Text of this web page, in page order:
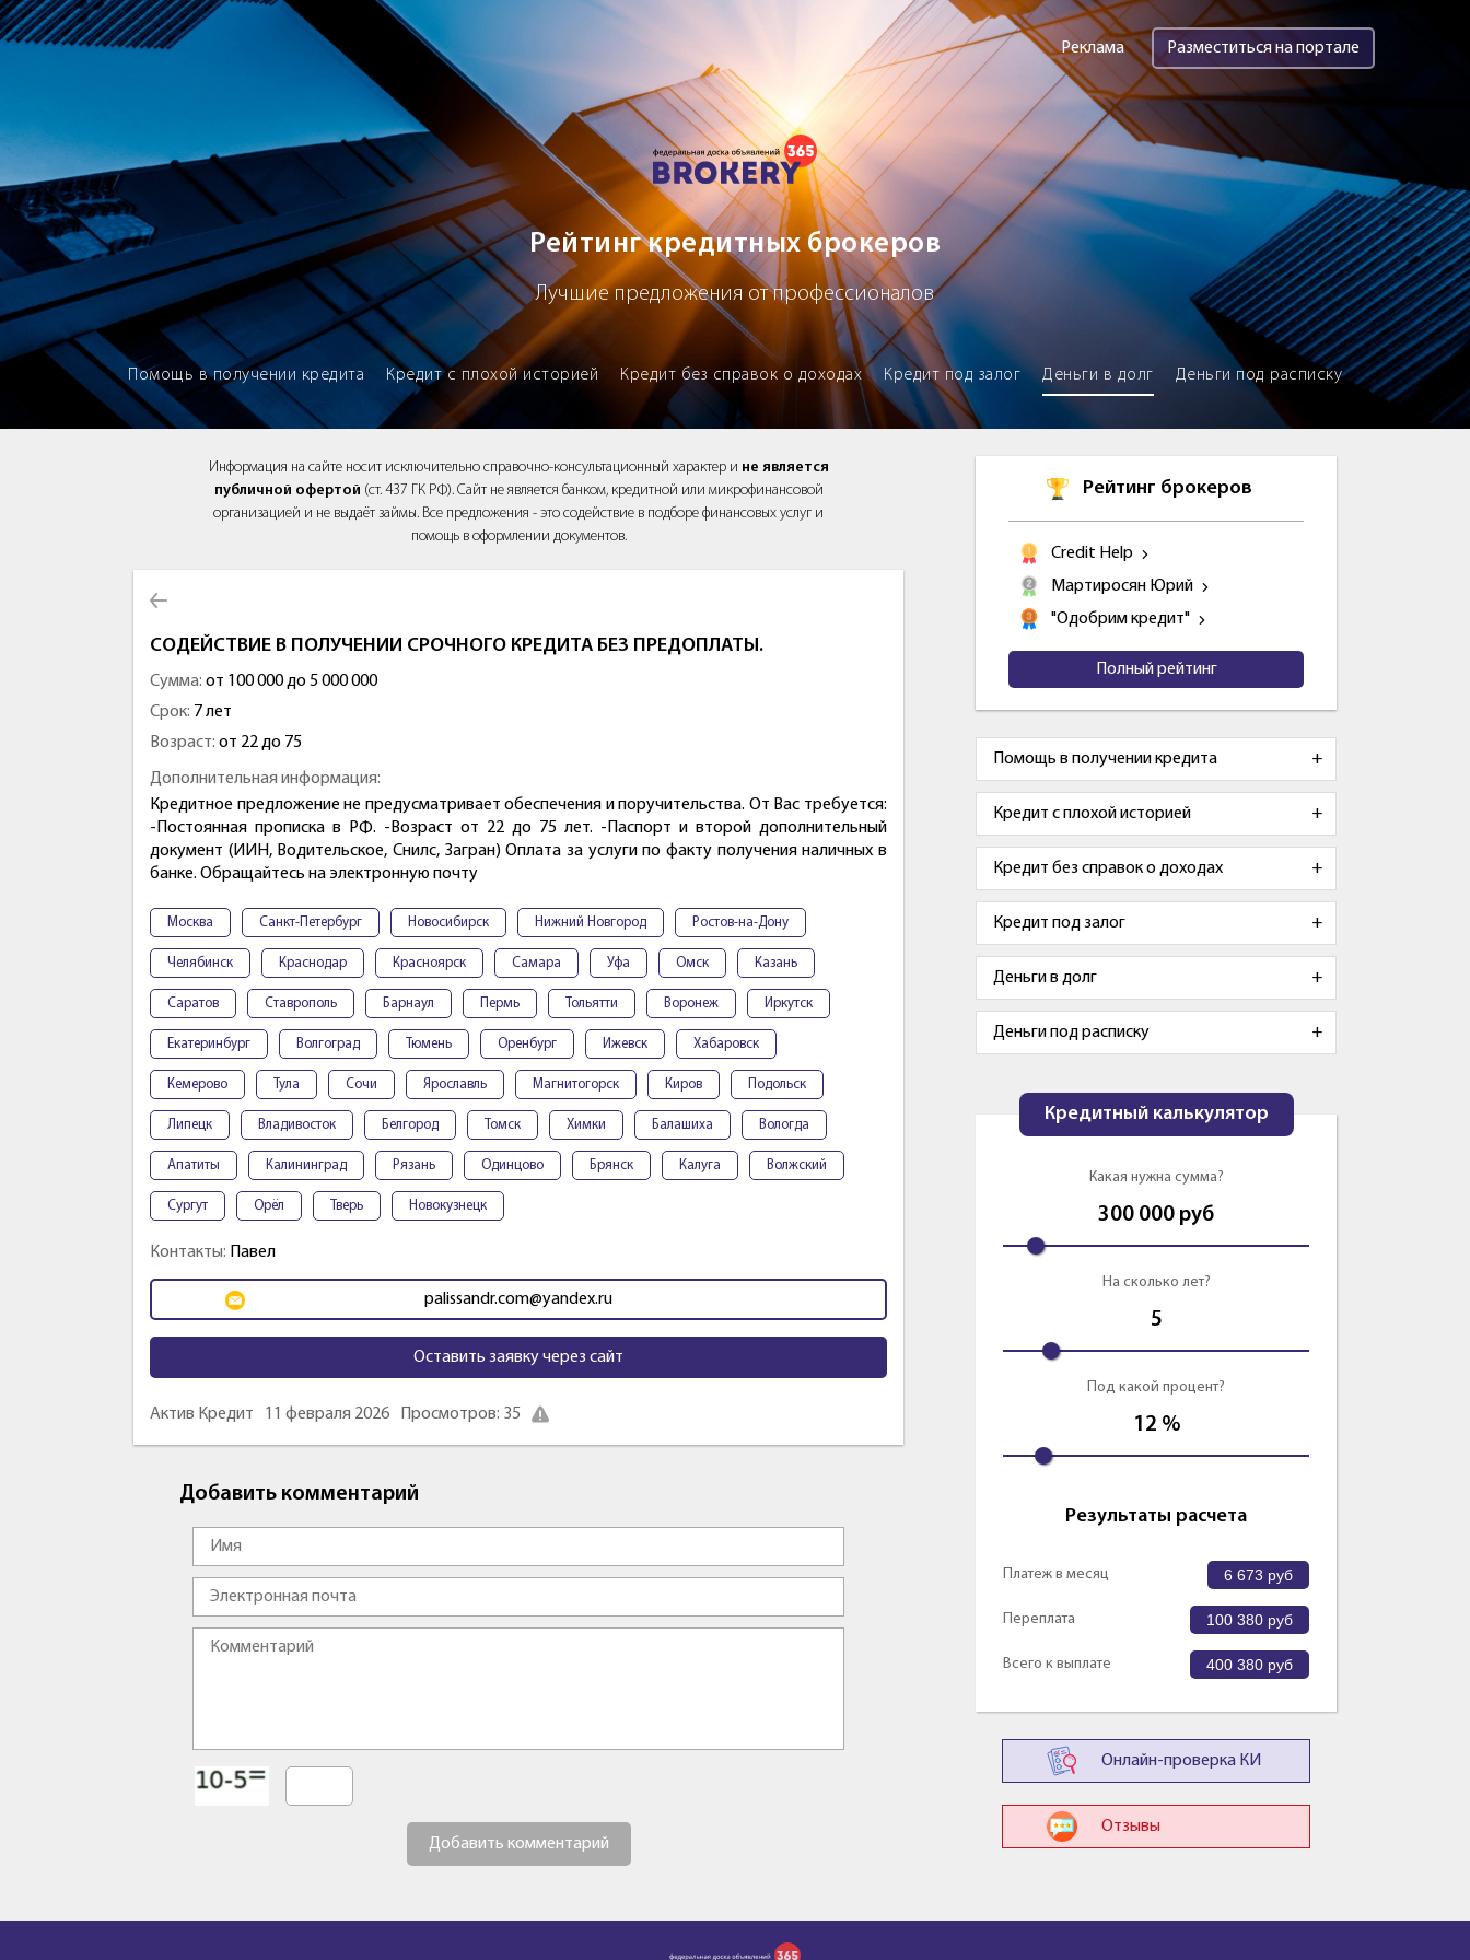
Brokery365 - Рейтинг кредитных брокеров
Реклама Разместиться на портале
Рейтинг кредитных брокеров
Лучшие предложения от профессионалов
Помощь в получении кредита Кредит с плохой историей Кредит без справок о доходах Кредит под залог Деньги в долг Деньги под расписку
Информация на сайте носит исключительно справочно-консультационный характер и не является
публичной офертой (ст. 437 ГК РФ). Сайт не является банком, кредитной или микрофинансовой
организацией и не выдаёт займы. Все предложения - это содействие в подборе финансовых услуг и
помощь в оформлении документов.
СОДЕЙСТВИЕ В ПОЛУЧЕНИИ СРОЧНОГО КРЕДИТА БЕЗ ПРЕДОПЛАТЫ.
Сумма: от 100 000 до 5 000 000
Срок: 7 лет
Возраст: от 22 до 75
Дополнительная информация:
Кредитное предложение не предусматривает обеспечения и поручительства. От Вас требуется:
-Постоянная прописка в РФ. -Возраст от 22 до 75 лет. -Паспорт и второй дополнительный
документ (ИИН, Водительское, Снилс, Загран) Оплата за услуги по факту получения наличных в
банке. Обращайтесь на электронную почту
Москва Санкт-Петербург Новосибирск Нижний Новгород Ростов-на-Дону
Челябинск Краснодар Красноярск Самара Уфа Омск Казань
Саратов Ставрополь Барнаул Пермь Тольятти Воронеж Иркутск
Екатеринбург Волгоград Тюмень Оренбург Ижевск Хабаровск
Кемерово Тула Сочи Ярославль Магнитогорск Киров Подольск
Липецк Владивосток Белгород Томск Химки Балашиха Вологда
Апатиты Калининград Рязань Одинцово Брянск Калуга Волжский
Сургут Орёл Тверь Новокузнецк
Контакты: Павел
palissandr.com@yandex.ru
Оставить заявку через сайт
Актив Кредит 11 февраля 2026 Просмотров: 35
Добавить комментарий
Добавить комментарий
Рейтинг брокеров
Credit Help
Мартиросян Юрий
"Одобрим кредит"
Полный рейтинг
Помощь в получении кредита
Кредит с плохой историей
Кредит без справок о доходах
Кредит под залог
Деньги в долг
Деньги под расписку
Кредитный калькулятор
Какая нужна сумма?
300 000 руб
На сколько лет?
5
Под какой процент?
12 %
Результаты расчета
Платеж в месяц 6 673 руб
Переплата 100 380 руб
Всего к выплате 400 380 руб
Онлайн-проверка КИ
Отзывы